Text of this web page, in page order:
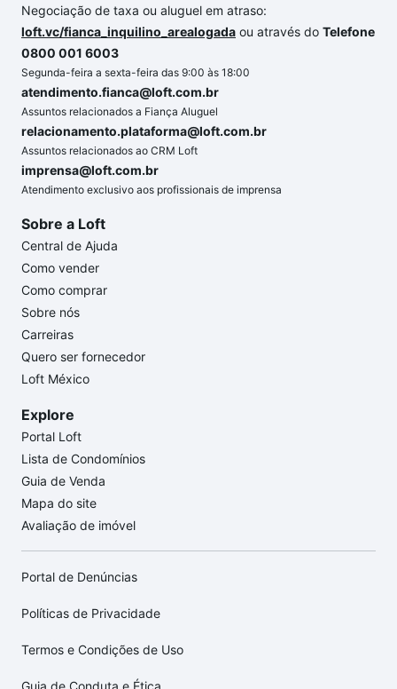
Negociação de taxa ou aluguel em atraso:
loft.vc/fianca_inquilino_arealogada ou através do Telefone
0800 001 6003
Segunda-feira a sexta-feira das 9:00 às 18:00
atendimento.fianca@loft.com.br
Assuntos relacionados a Fiança Aluguel
relacionamento.plataforma@loft.com.br
Assuntos relacionados ao CRM Loft
imprensa@loft.com.br
Atendimento exclusivo aos profissionais de imprensa
Sobre a Loft
Central de Ajuda
Como vender
Como comprar
Sobre nós
Carreiras
Quero ser fornecedor
Loft México
Explore
Portal Loft
Lista de Condomínios
Guia de Venda
Mapa do site
Avaliação de imóvel
Portal de Denúncias
Políticas de Privacidade
Termos e Condições de Uso